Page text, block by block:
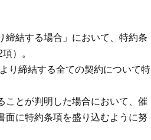
締結する場合」において、特約条
）。
り締結する全ての契約について特
ことが判明した場合において、催
面に特約条項を盛り込むように努